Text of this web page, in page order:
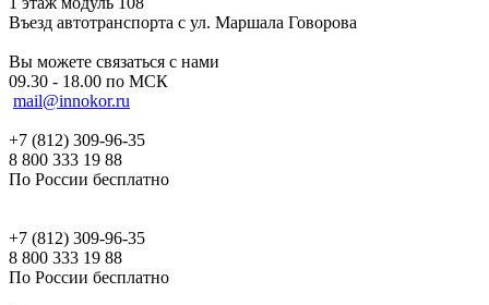
Въезд автотранспорта с ул. Маршала Говорова
Вы можете связаться с нами
09.30 - 18.00 по МСК
mail@innokor.ru
+7 (812) 309-96-35
8 800 333 19 88
По России бесплатно
+7 (812) 309-96-35
8 800 333 19 88
По России бесплатно